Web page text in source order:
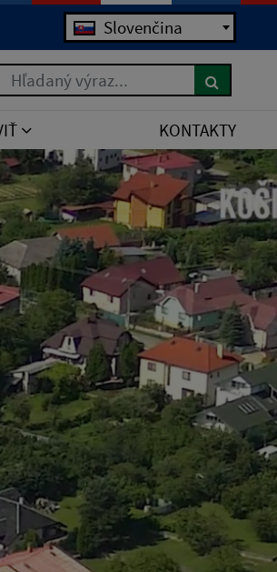
Slovenčina
Hľadaný výraz...
KONTAKTY